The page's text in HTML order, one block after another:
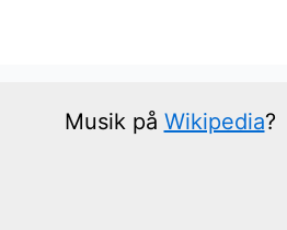
Musik på Wikipedia?